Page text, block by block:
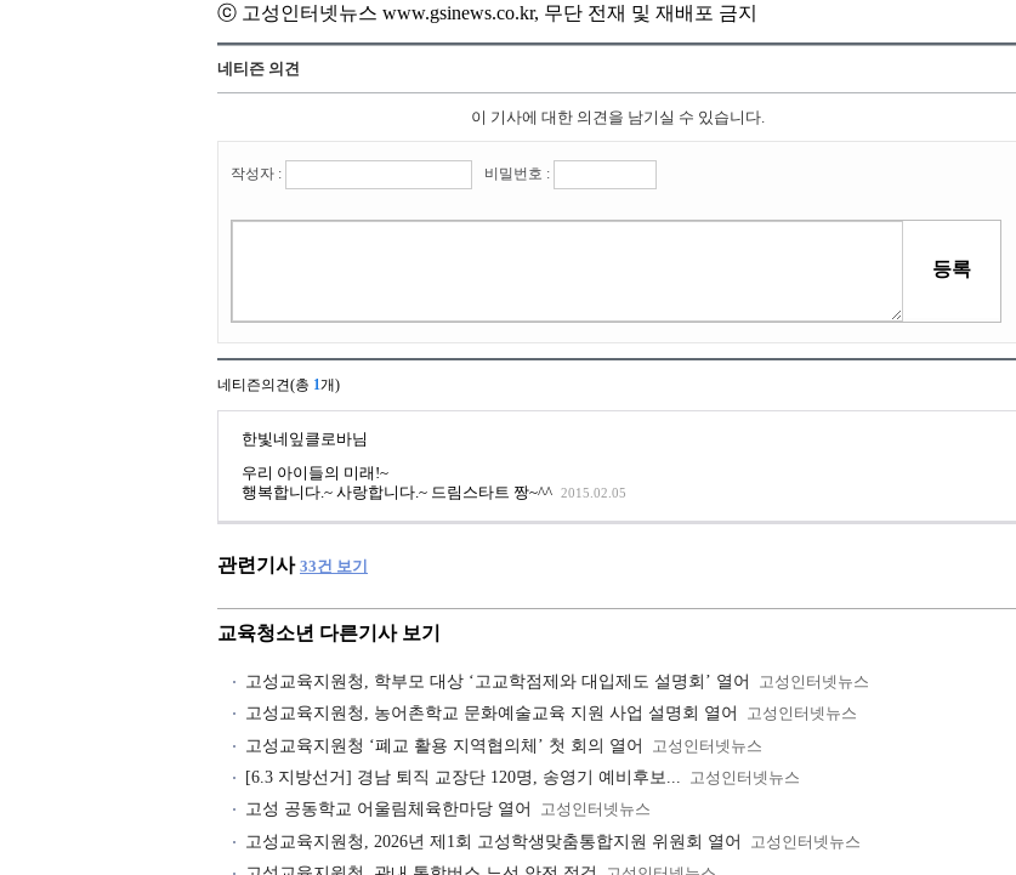
ⓒ 고성인터넷뉴스 www.gsinews.co.kr, 무단 전재 및 재배포 금지
네티즌 의견
이 기사에 대한 의견을 남기실 수 있습니다.
작성자 : 비밀번호 :
네티즌의견(총 1개)
한빛네잎클로바님
우리 아이들의 미래!~
행복합니다.~ 사랑합니다.~ 드림스타트 짱~^^ 2015.02.05
관련기사 33건 보기
교육청소년 다른기사 보기
고성교육지원청, 학부모 대상 ‘고교학점제와 대입제도 설명회’ 열어
고성인터넷뉴스
고성교육지원청, 농어촌학교 문화예술교육 지원 사업 설명회 열어
고성인터넷뉴스
고성교육지원청 ‘폐교 활용 지역협의체’ 첫 회의 열어
고성인터넷뉴스
[6.3 지방선거] 경남 퇴직 교장단 120명, 송영기 예비후보... 고성인터넷뉴스
고성 공동학교 어울림체육한마당 열어
고성인터넷뉴스
고성교육지원청, 2026년 제1회 고성학생맞춤통합지원 위원회 열어
고성인터넷뉴스